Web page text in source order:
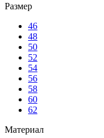
Размер
46
48
50
52
54
56
58
60
62
Материал